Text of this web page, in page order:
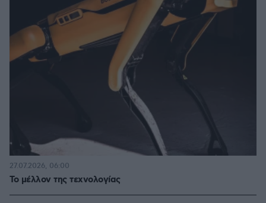
Το μέλλον της τεχνολογίας
27.07.2026, 06:00